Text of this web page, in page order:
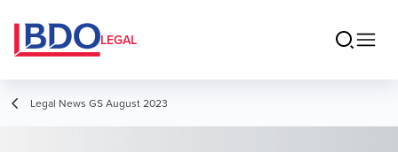
LEGAL
Legal News GS August 2023